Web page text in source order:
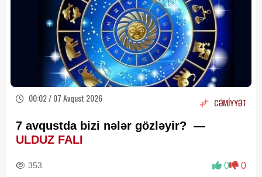
00:02 / 07 Avqust 2026 CƏMİYYƏT
7 avqustda bizi nələr gözləyir? —
ULDUZ FALI
353 0 0